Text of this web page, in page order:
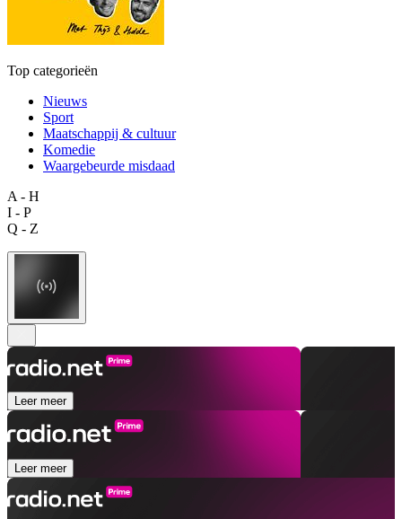
Top categorieën
Nieuws
Sport
Maatschappij & cultuur
Komedie
Waargebeurde misdaad
A - H
I - P
Q - Z
Leer meer
Leer meer